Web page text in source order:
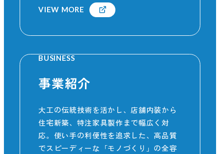
VIEW MORE
BUSINESS
事業紹介
大工の伝統技術を活かし、店舗内装から
住宅新築、特注家具製作まで幅広く対
応。使い手の利便性を追求した、高品質
でスピーディーな「モノづくり」の全容